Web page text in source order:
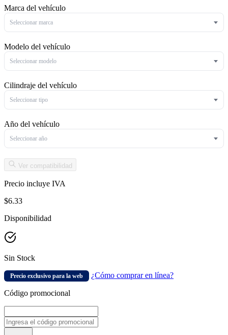
Marca del vehículo
Seleccionar marca
Modelo del vehículo
Seleccionar modelo
Cilindraje del vehículo
Seleccionar tipo
Año del vehículo
Seleccionar año
Ver compatibilidad
Precio incluye IVA
$6.33
Disponibilidad
Sin Stock
Precio exclusivo para la web ¿Cómo comprar en línea?
Código promocional